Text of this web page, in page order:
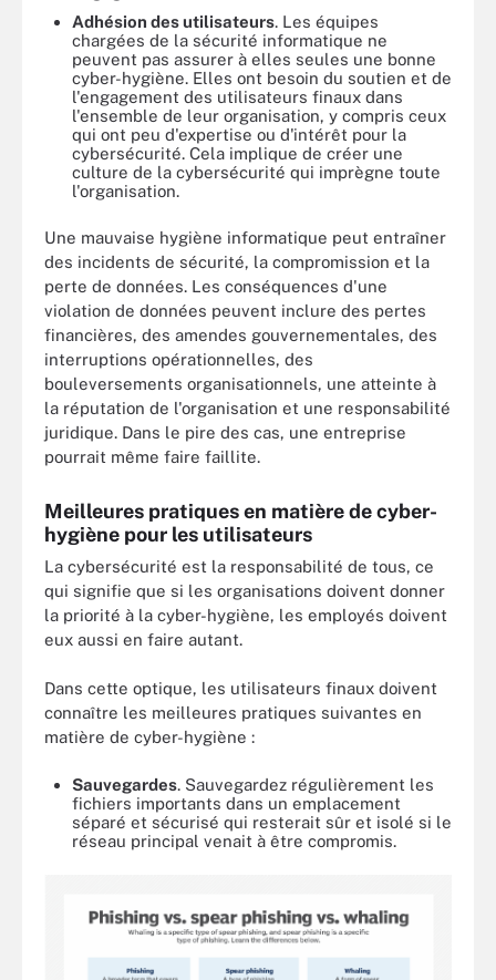
Adhésion des utilisateurs. Les équipes
chargées de la sécurité informatique ne
peuvent pas assurer à elles seules une bonne
cyber-hygiène. Elles ont besoin du soutien et de
l'engagement des utilisateurs finaux dans
l'ensemble de leur organisation, y compris ceux
qui ont peu d'expertise ou d'intérêt pour la
cybersécurité. Cela implique de créer une
culture de la cybersécurité qui imprègne toute
l'organisation.
Une mauvaise hygiène informatique peut entraîner
des incidents de sécurité, la compromission et la
perte de données. Les conséquences d'une
violation de données peuvent inclure des pertes
financières, des amendes gouvernementales, des
interruptions opérationnelles, des
bouleversements organisationnels, une atteinte à
la réputation de l'organisation et une responsabilité
juridique. Dans le pire des cas, une entreprise
pourrait même faire faillite.
Meilleures pratiques en matière de cyber-
hygiène pour les utilisateurs
La cybersécurité est la responsabilité de tous, ce
qui signifie que si les organisations doivent donner
la priorité à la cyber-hygiène, les employés doivent
eux aussi en faire autant.
Dans cette optique, les utilisateurs finaux doivent
connaître les meilleures pratiques suivantes en
matière de cyber-hygiène :
Sauvegardes. Sauvegardez régulièrement les
fichiers importants dans un emplacement
séparé et sécurisé qui resterait sûr et isolé si le
réseau principal venait à être compromis.